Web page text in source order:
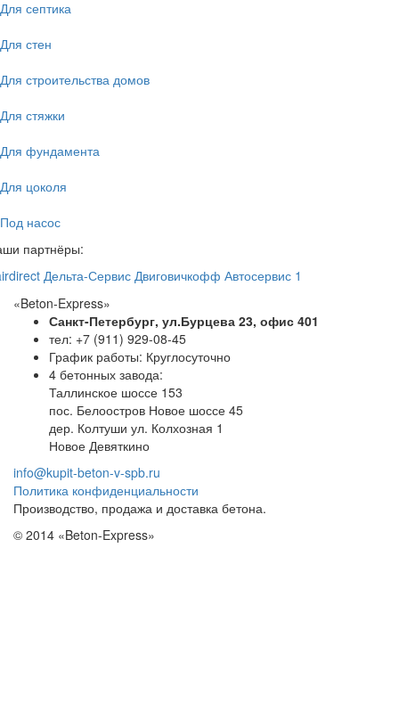
Для септика
Для стен
Для строительства домов
Для стяжки
Для фундамента
Для цоколя
Под насос
партнёры:
Дельта-Сервис Двиговичкофф Автосервис 1
«Beton-Express»
Санкт-Петербург, ул.Бурцева 23, офис 401
тел: +7 (911) 929-08-45
График работы: Круглосуточно
4 бетонных завода:
Таллинское шоссе 153
пос. Белоостров Новое шоссе 45
дер. Колтуши ул. Колхозная 1
Новое Девяткино
info@kupit-beton-v-spb.ru
Политика конфиденциальности
Производство, продажа и доставка бетона.
© 2014 «Beton-Express»